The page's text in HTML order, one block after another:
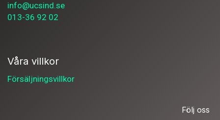
info@ucsind.se
013-36 92 02
Våra villkor
Försäljningsvillkor
Följ oss